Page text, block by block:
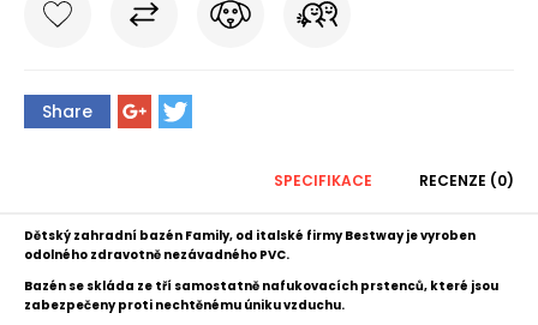
Share
SPECIFIKACE RECENZE (0)
Dětský zahradní bazén Family, od italské firmy Bestway je vyroben
odolného zdravotně nezávadného PVC.
Bazén se skláda ze tří samostatně nafukovacích prstenců, které jsou
zabezpečeny proti nechtěnému úniku vzduchu.